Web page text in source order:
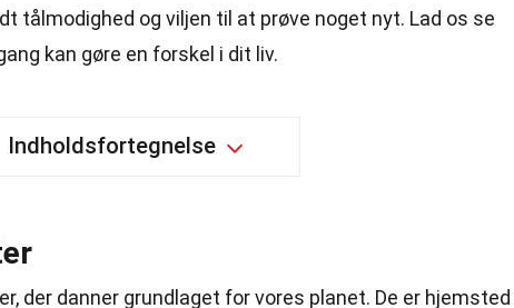
tålmodighed og viljen til at prøve noget nyt. Lad os se
kan gøre en forskel i dit liv.
Indholdsfortegnelse
der danner grundlaget for vores planet. De er hjemsted